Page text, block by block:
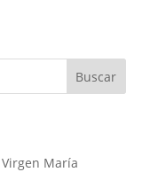
Buscar
María